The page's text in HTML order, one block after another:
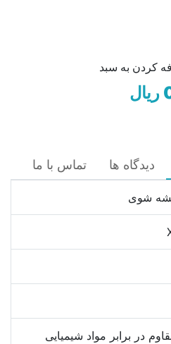
کردن به سبد
دیدگاه ها تماس با ما
شوی
در برابر مواد شیمیایی